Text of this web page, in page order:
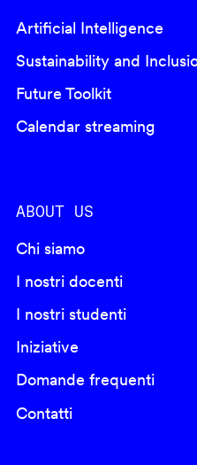
Artificial Intelligence
Sustainability and
Future Toolkit
Calendar streaming
ABOUT US
Chi siamo
I nostri docenti
I nostri studenti
Iniziative
Domande frequenti
Contatti